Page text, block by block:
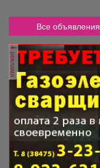
Все объявления
реклама